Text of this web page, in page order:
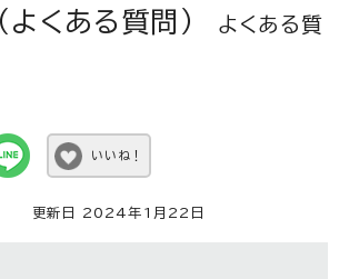
よくある質問）
よくある質
いいね！
更新日 2024年1月22日